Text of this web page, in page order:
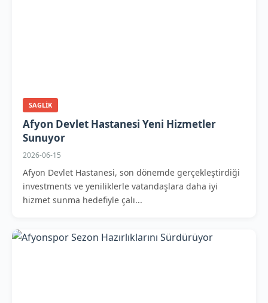
SAGLIK
Afyon Devlet Hastanesi Yeni Hizmetler
Sunuyor
2026-06-15
Afyon Devlet Hastanesi, son dönemde gerçekleştirdiği
investments ve yeniliklerle vatandaşlara daha iyi
hizmet sunma hedefiyle çalı...